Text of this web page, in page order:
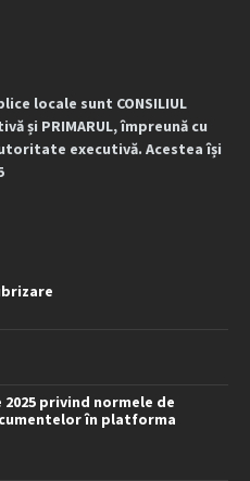
locale sunt CONSILIUL
și PRIMARUL, împreună cu
executivă. Acestea își
2025 privind normele de
în platforma